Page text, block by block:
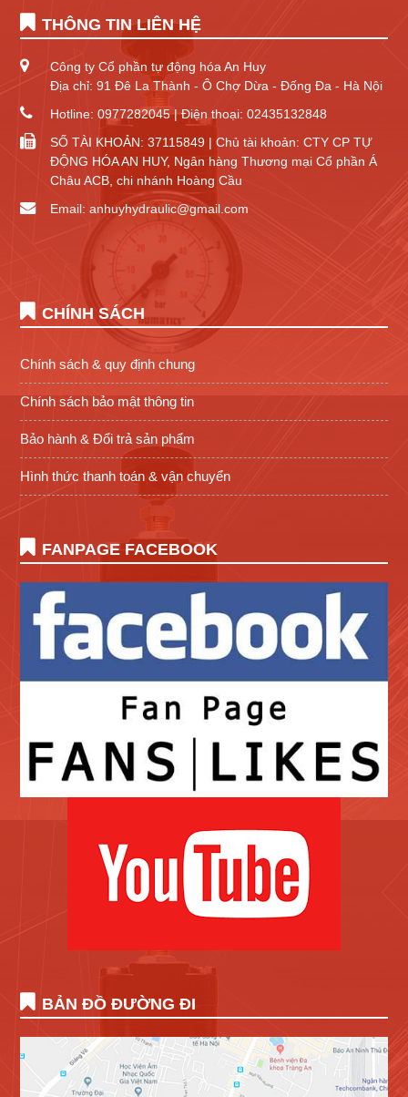
THÔNG TIN LIÊN HỆ
Công ty Cổ phần tự động hóa An Huy
Địa chỉ: 91 Đê La Thành - Ô Chợ Dừa - Đống Đa - Hà Nội
Hotline: 0977282045 | Điện thoại: 02435132848
SỐ TÀI KHOẢN: 37115849 | Chủ tài khoản: CTY CP TỰ
ĐỘNG HÓA AN HUY, Ngân hàng Thương mại Cổ phần Á
Châu ACB, chi nhánh Hoàng Cầu
Email: anhuyhydraulic@gmail.com
CHÍNH SÁCH
Chính sách & quy định chung
Chính sách bảo mật thông tin
Bảo hành & Đổi trả sản phẩm
Hình thức thanh toán & vận chuyển
FANPAGE FACEBOOK
BẢN ĐỒ ĐƯỜNG ĐI